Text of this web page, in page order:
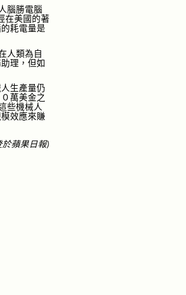
人腦勝電腦
在美國的著
耗電量是
人類為自
理， 但如
生產量仍
萬美金之
些機械人
效應來賺
於蘋果日報)